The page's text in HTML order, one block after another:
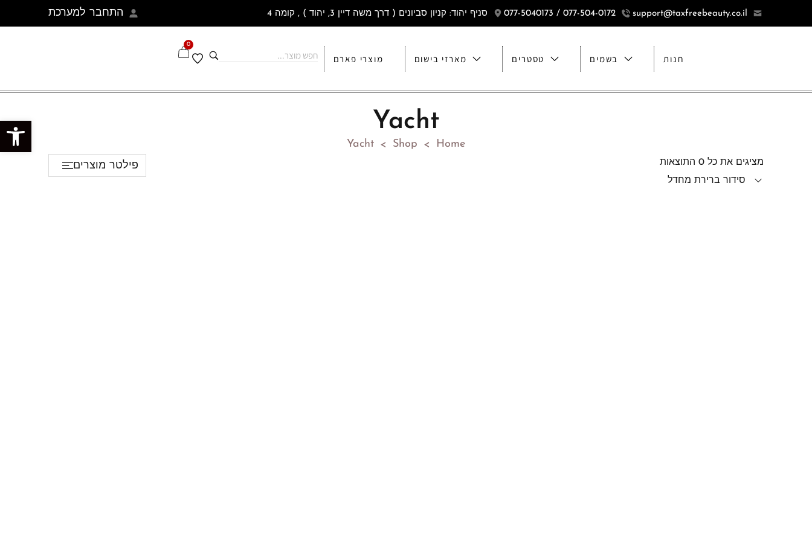
support@taxfreebeauty.co.il
077-504-0172 / 077-5040173 סניף יהוד: קניון סביונים ( דרך משה דיין 3, יהוד ) , קומה 4 התחבר למערכת
מוצרי פארם מארזי בישום טסטרים בשמים חנות
0
Yacht
Home
>
Shop
>
Yacht
מציגים את כל ⁦0⁩ התוצאות
סידור ברירת מחדל
פילטר מוצרים
פתח סרגל נגישות